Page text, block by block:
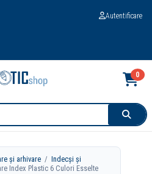
Autentificare
0
și arhivare /Indecși și
Index Plastic 6 Culori Esselte